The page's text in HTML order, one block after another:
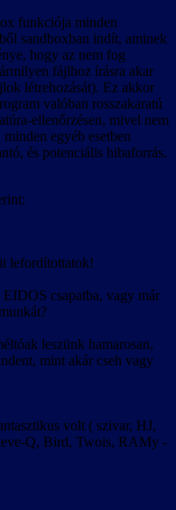
funkciója minden
sandboxban indít, aminek
hogy az nem fog
fájlhoz írásra akar
létrehozását). Ez akkor
valóban rosszakaratú
ellenőrzésen, mivel nem
egyéb esetben
és potenciális hibaforrás.
lefordítottatok!
csapatba, vagy már
leszünk hamarosan,
mint akár cseh vagy
volt ( szivar, HJ,
Q, Bird, Twois, RAMy -